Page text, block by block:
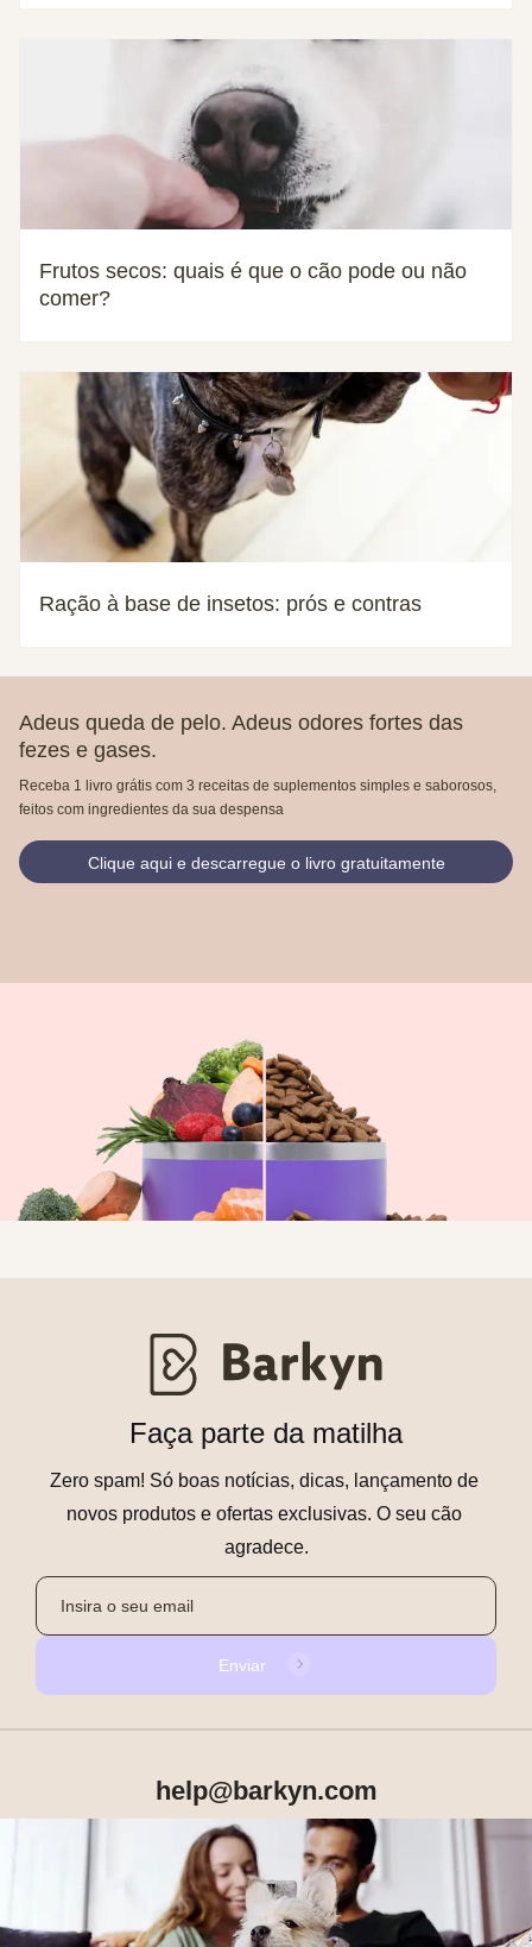
Frutos secos: quais é que o cão pode ou não
comer?
Ração à base de insetos: prós e contras
Adeus queda de pelo. Adeus odores fortes das
fezes e gases.
Receba 1 livro grátis com 3 receitas de suplementos simples e saborosos,
feitos com ingredientes da sua despensa
Clique aqui e descarregue o livro gratuitamente
Faça parte da matilha
Zero spam! Só boas notícias, dicas, lançamento de
novos produtos e ofertas exclusivas. O seu cão
agradece.
Enviar
help@barkyn.com